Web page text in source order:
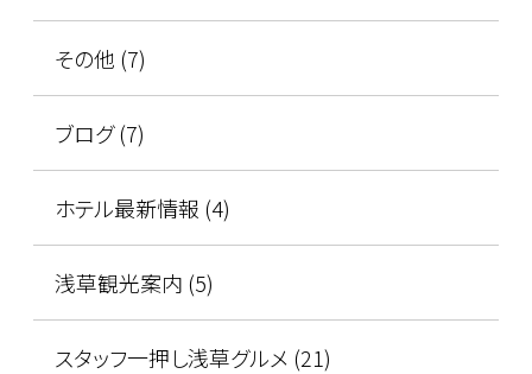
その他 (7)
ブログ (7)
ホテル最新情報 (4)
浅草観光案内 (5)
スタッフ一押し浅草グルメ (21)